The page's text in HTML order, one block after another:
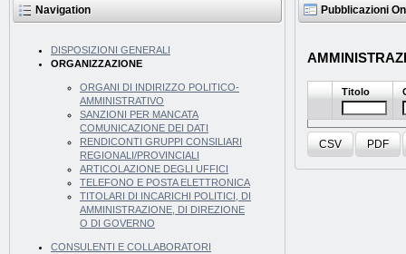
Navigation
DISPOSIZIONI GENERALI
ORGANIZZAZIONE
ORGANI DI INDIRIZZO POLITICO-
AMMINISTRATIVO
SANZIONI PER MANCATA
COMUNICAZIONE DEI DATI
RENDICONTI GRUPPI CONSILIARI
REGIONALI/PROVINCIALI
ARTICOLAZIONE DEGLI UFFICI
TELEFONO E POSTA ELETTRONICA
TITOLARI DI INCARICHI POLITICI, DI
AMMINISTRAZIONE, DI DIREZIONE
O DI GOVERNO
CONSULENTI E COLLABORATORI
Pubblicazioni
Titolo
CSV PDF